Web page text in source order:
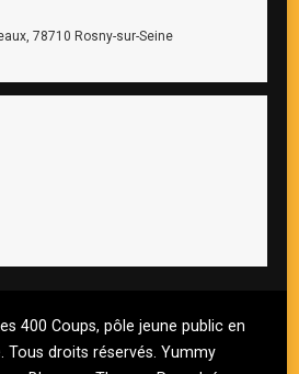
78710 Rosny-sur-Seine
400 Coups, pôle jeune public en
. Tous droits réservés. Yummy